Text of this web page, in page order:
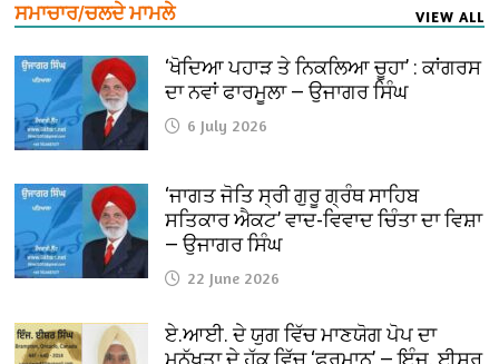
ਸਮਾਚਾਰ/ਚਲਦੇ ਮਾਮਲੇ VIEW ALL
‘ਖੋਦਿਆ ਪਹਾੜ ਤੇ ਨਿਕਲਿਆ ਚੂਹਾ’ : ਕਾਂਗਰਸ
ਦਾ ਨਵਾਂ ਫਾਰਮੂਲਾ — ਉਜਾਗਰ ਸਿੰਘ
6 July 2026
‘ਜਾਗਤ ਜੋਤਿ ਸ੍ਰੀ ਗੁਰੂ ਗ੍ਰੰਥ ਸਾਹਿਬ
ਸਤਿਕਾਰ ਐਕਟ’ ਵਾਦ-ਵਿਵਾਦ ਚਿੰਤਾ ਦਾ ਵਿਸ਼ਾ
— ਉਜਾਗਰ ਸਿੰਘ
22 June 2026
ਏ.ਆਈ. ਦੇ ਯੁਗ ਵਿੱਚ ਮਾਣਯੋਗ ਪੋਪ ਦਾ
ਮਨੁੱਖਤਾ ਦੇ ਹੱਕ ਵਿੱਚ ‘ਫੁਰਮਾਨ’ — ਇੰਜ. ਈਸ਼ਰ